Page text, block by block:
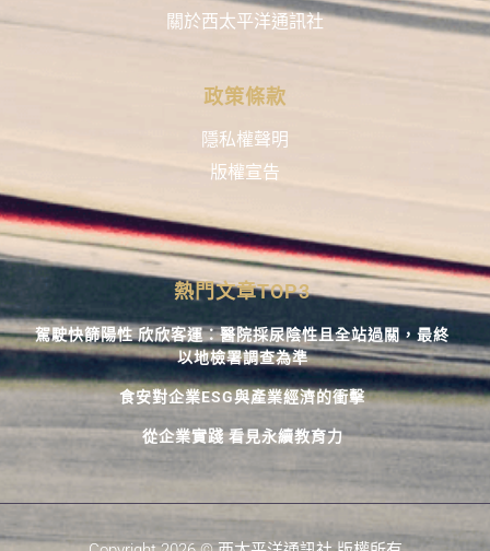
關於西太平洋通訊社
政策條款
隱私權聲明
版權宣告
熱門文章TOP3
駕駛快篩陽性 欣欣客運：醫院採尿陰性且全站過關，最終
以地檢署調查為準
食安對企業ESG與產業經濟的衝擊
從企業實踐 看見永續教育力